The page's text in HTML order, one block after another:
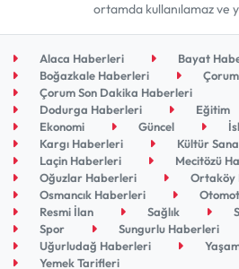
ortamda kullanılamaz ve
Alaca Haberleri
Bayat
Boğazkale Haberleri
Çorum Son Dakika Haberleri
Dodurga Haberleri
Eğitim
Ekonomi
Güncel
Kargı Haberleri
Kültür
Laçin Haberleri
Mecitözü
Oğuzlar Haberleri
Ortaköy
Osmancık Haberleri
Resmi İlan
Sağlık
Spor
Sungurlu Haberleri
Uğurludağ Haberleri
Yemek Tarifleri